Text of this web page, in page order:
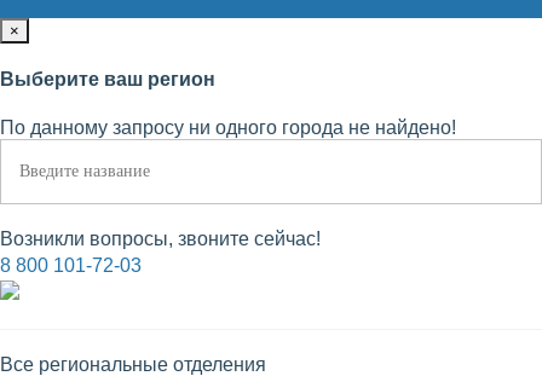
×
Выберите ваш регион
По данному запросу ни одного города не найдено!
Возникли вопросы, звоните сейчас!
8 800 101-72-03
Все региональные отделения